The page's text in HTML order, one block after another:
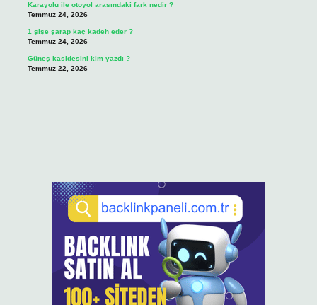
Karayolu ile otoyol arasındaki fark nedir ?
Temmuz 24, 2026
1 şişe şarap kaç kadeh eder ?
Temmuz 24, 2026
Güneş kasidesini kim yazdı ?
Temmuz 22, 2026